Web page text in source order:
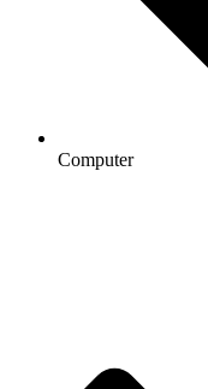
Computer